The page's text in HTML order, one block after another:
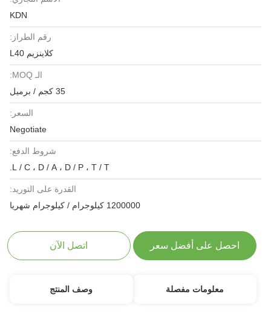
KDN
رقم الطراز:
كلاينزيم L40
الـ MOQ:
35 كجم / برميل
السعر:
Negotiate
شروط الدفع:
L / C ، D / A ، D / P ، T / T.
القدرة على التوريد:
1200000 كيلوجرام / كيلوجرام شهريا
احصل على أفضل سعر اتصل الآن
معلومات مفصلة وصف المنتج